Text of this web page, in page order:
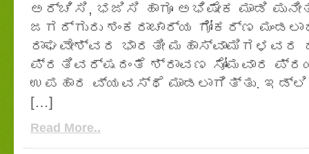
ಅರ್ಚಿಸಿ, ಭಜಿಸಿ ಹಾಗೂ ಅಭಿಷೇಕ ಮಾಡಿ
ಜಗದ್ಗುರು ಶಂಕರಾಚಾರ್ಯ ಗೋಕರ್ಣ
ರಾಘವೇಶ್ವರ ಭಾರತೀ
ಪ್ರತಿವರ್ಷದಂತೆ ಶ್ರಾವಣ ಸೋಮವಾರ
ಉಪಹಾರ ವ್ಯವಸ್ಥೆ ಮಾಡಲಾಗಿತ್ತು. ಇಡ್ಲಿ,
[…]
Read More..